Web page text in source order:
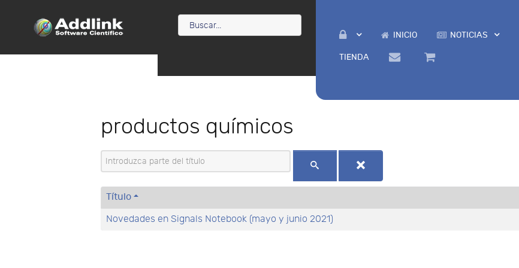
INICIO NOTICIAS
TIENDA
productos químicos
Introduzca parte del título
Título
Novedades en Signals Notebook (mayo y junio 2021)